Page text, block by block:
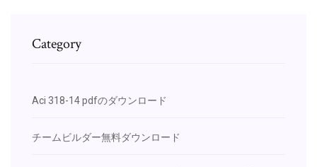
Category
Aci 318-14 pdfのダウンロード
チームビルダー無料ダウンロード